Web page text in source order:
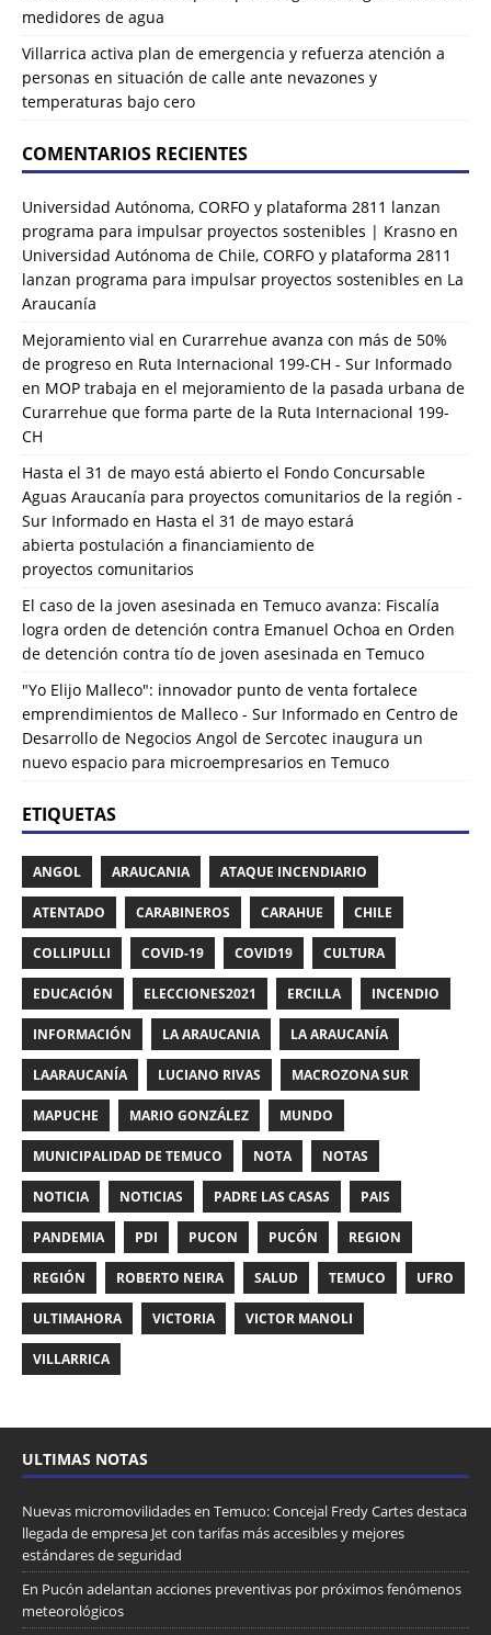
medidores de agua
Villarrica activa plan de emergencia y refuerza atención a
personas en situación de calle ante nevazones y
temperaturas bajo cero
COMENTARIOS RECIENTES
Universidad Autónoma, CORFO y plataforma 2811 lanzan
programa para impulsar proyectos sostenibles | Krasno en
Universidad Autónoma de Chile, CORFO y plataforma 2811
lanzan programa para impulsar proyectos sostenibles en La
Araucanía
Mejoramiento vial en Curarrehue avanza con más de 50%
de progreso en Ruta Internacional 199-CH - Sur Informado
en MOP trabaja en el mejoramiento de la pasada urbana de
Curarrehue que forma parte de la Ruta Internacional 199-
CH
Hasta el 31 de mayo está abierto el Fondo Concursable
Aguas Araucanía para proyectos comunitarios de la región -
Sur Informado en Hasta el 31 de mayo estará
abierta postulación a financiamiento de
proyectos comunitarios
El caso de la joven asesinada en Temuco avanza: Fiscalía
logra orden de detención contra Emanuel Ochoa en Orden
de detención contra tío de joven asesinada en Temuco
"Yo Elijo Malleco": innovador punto de venta fortalece
emprendimientos de Malleco - Sur Informado en Centro de
Desarrollo de Negocios Angol de Sercotec inaugura un
nuevo espacio para microempresarios en Temuco
ETIQUETAS
ANGOL ARAUCANIA ATAQUE INCENDIARIO
ATENTADO CARABINEROS CARAHUE CHILE
COLLIPULLI COVID-19 COVID19 CULTURA
EDUCACIÓN ELECCIONES2021 ERCILLA INCENDIO
INFORMACIÓN LA ARAUCANIA LA ARAUCANÍA
LAARAUCANÍA LUCIANO RIVAS MACROZONA SUR
MAPUCHE MARIO GONZÁLEZ MUNDO
MUNICIPALIDAD DE TEMUCO NOTA NOTAS
NOTICIA NOTICIAS PADRE LAS CASAS PAIS
PANDEMIA PDI PUCON PUCÓN REGION
REGIÓN ROBERTO NEIRA SALUD TEMUCO UFRO
ULTIMAHORA VICTORIA VICTOR MANOLI
VILLARRICA
ULTIMAS NOTAS
Nuevas micromovilidades en Temuco: Concejal Fredy Cartes destaca
llegada de empresa Jet con tarifas más accesibles y mejores
estándares de seguridad
En Pucón adelantan acciones preventivas por próximos fenómenos
meteorológicos